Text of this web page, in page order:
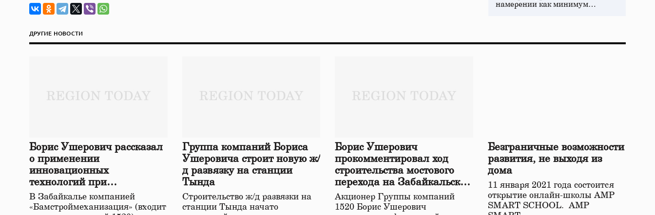
намерении как минимум…
ДРУГИЕ НОВОСТИ
Борис Ушерович рассказал
о применении
инновационных
технологий при
строительстве нового моста
в Забайкалье
В Забайкалье компанией
«Бамстроймеханизация» (входит
Группа компаний Бориса
Ушеровича строит новую ж/
д развязку на станции
Тында
Строительство ж/д развязки на
станции Тында начато
Борис Ушерович
прокомментировал ход
строительства мостового
перехода на Забайкальской
железной дороге
Акционер Группы компаний
1520 Борис Ушерович
Безграничные возможности
развития, не выходя из
дома
11 января 2021 года состоится
открытие онлайн-школы АМР
SMART SCHOOL. АМР